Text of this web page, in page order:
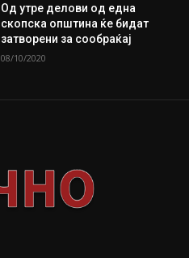
Од утре делови од една
скопска општина ќе бидат
затворени за сообраќај
08/10/2020